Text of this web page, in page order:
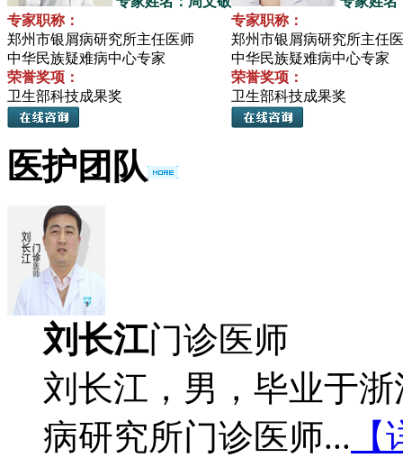
专家职称：
郑州市银屑病研究所主任医师
中华民族疑难病中心专家
荣誉奖项：
卫生部科技成果奖
专家职称：
郑州市银屑病研究所主任
中华民族疑难病中心专家
荣誉奖项：
卫生部科技成果奖
医护团队
刘长江门诊医师
刘长江，男，毕业于
病研究所门诊医师...